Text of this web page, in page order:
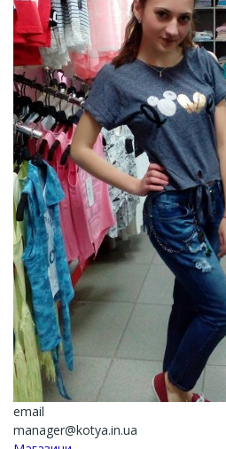
email
manager@kotya.in.ua